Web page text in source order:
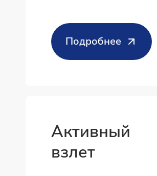
Подробнее
Активный
взлет